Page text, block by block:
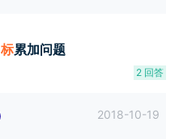
标累加问题
2 回答
2018-10-19